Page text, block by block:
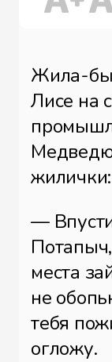
Жила-
Лисе на
Медведю
жилички:
—
места
не
тебя
огложу.